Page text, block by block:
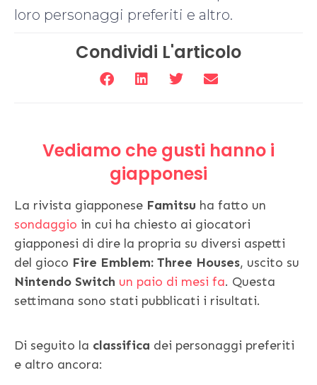
loro personaggi preferiti e altro.
Condividi L'articolo
Vediamo che gusti hanno i
giapponesi
La rivista giapponese Famitsu ha fatto un
sondaggio in cui ha chiesto ai giocatori
giapponesi di dire la propria su diversi aspetti
del gioco Fire Emblem: Three Houses, uscito su
Nintendo Switch un paio di mesi fa. Questa
settimana sono stati pubblicati i risultati.
Di seguito la classifica dei personaggi preferiti
e altro ancora: